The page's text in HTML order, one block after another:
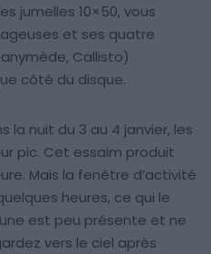
jumelles 10×50, vous
et ses quatre
Callisto)
côté du disque.
la nuit du 3 au 4 janvier, les
pic. Cet essaim produit
Mais la fenêtre d’activité
heures, ce qui le
est peu présente et ne
vers le ciel après